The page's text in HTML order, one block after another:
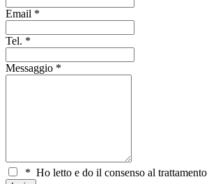
Email *
Tel. *
Messaggio *
* Ho letto e do il consenso al